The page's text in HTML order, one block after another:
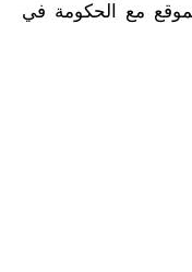
مع الحكومة في